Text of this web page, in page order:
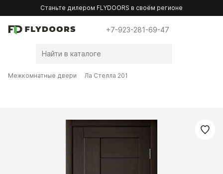
Станьте дилером FLYDOORS в своём регионе
+7-923-281-69-47
Межкомнатные двери Ла Стелла 201